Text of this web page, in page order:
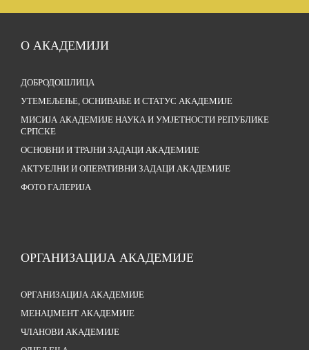
О АКАДЕМИЈИ
ДОБРОДОШЛИЦА
УТЕМЕЉЕЊЕ, ОСНИВАЊЕ И СТАТУС АКАДЕМИЈЕ
МИСИЈА АКАДЕМИЈЕ НАУКА И УМЈЕТНОСТИ РЕПУБЛИКЕ
СРПСКЕ
ОСНОВНИ И ТРАЈНИ ЗАДАЦИ АКАДЕМИЈЕ
АКТУЕЛНИ И ОПЕРАТИВНИ ЗАДАЦИ АКАДЕМИЈЕ
ФОТО ГАЛЕРИЈА
ОРГАНИЗАЦИЈА АКАДЕМИЈЕ
ОРГАНИЗАЦИЈА АКАДЕМИЈЕ
МЕНАЏМЕНТ АКАДЕМИЈЕ
ЧЛАНОВИ АКАДЕМИЈЕ